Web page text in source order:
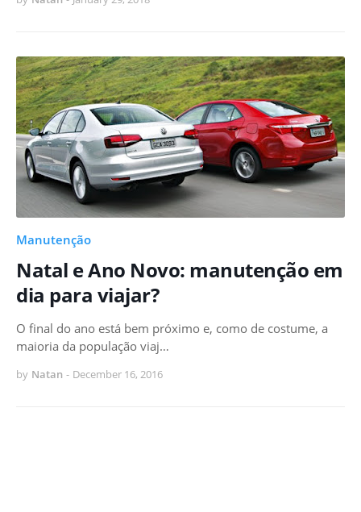
Manutenção
Natal e Ano Novo: manutenção em
dia para viajar?
O final do ano está bem próximo e, como de costume, a
maioria da população viaj…
by Natan - December 16, 2016